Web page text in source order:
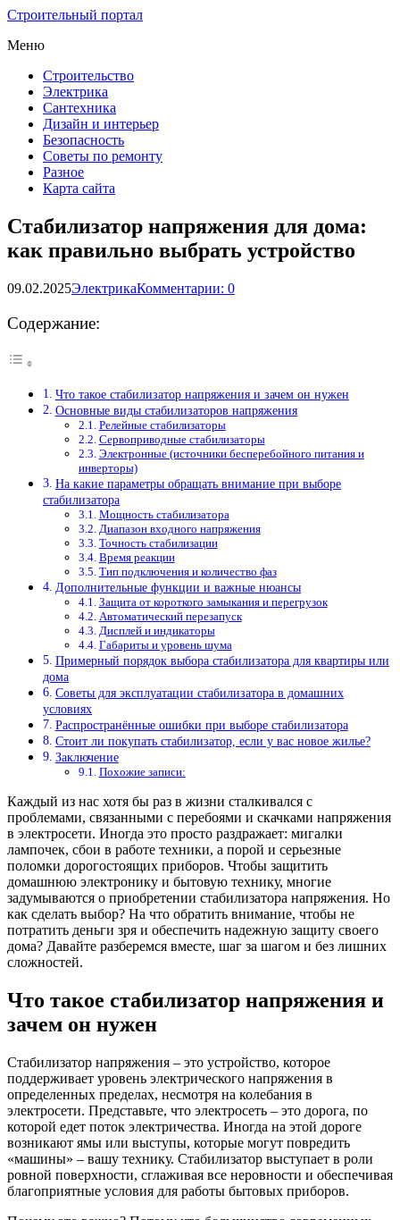
Строительный портал
Меню
Строительство
Электрика
Сантехника
Дизайн и интерьер
Безопасность
Советы по ремонту
Разное
Карта сайта
Стабилизатор напряжения для дома:
как правильно выбрать устройство
09.02.2025ЭлектрикаКомментарии: 0
Содержание:
Что такое стабилизатор напряжения и зачем он нужен
Основные виды стабилизаторов напряжения
Релейные стабилизаторы
Сервоприводные стабилизаторы
Электронные (источники бесперебойного питания и
инверторы)
На какие параметры обращать внимание при выборе
стабилизатора
Мощность стабилизатора
Диапазон входного напряжения
Точность стабилизации
Время реакции
Тип подключения и количество фаз
Дополнительные функции и важные нюансы
Защита от короткого замыкания и перегрузок
Автоматический перезапуск
Дисплей и индикаторы
Габариты и уровень шума
Примерный порядок выбора стабилизатора для квартиры или
дома
Советы для эксплуатации стабилизатора в домашних
условиях
Распространённые ошибки при выборе стабилизатора
Стоит ли покупать стабилизатор, если у вас новое жилье?
Заключение
Похожие записи:
Каждый из нас хотя бы раз в жизни сталкивался с
проблемами, связанными с перебоями и скачками напряжения
в электросети. Иногда это просто раздражает: мигалки
лампочек, сбои в работе техники, а порой и серьезные
поломки дорогостоящих приборов. Чтобы защитить
домашнюю электронику и бытовую технику, многие
задумываются о приобретении стабилизатора напряжения. Но
как сделать выбор? На что обратить внимание, чтобы не
потратить деньги зря и обеспечить надежную защиту своего
дома? Давайте разберемся вместе, шаг за шагом и без лишних
сложностей.
Что такое стабилизатор напряжения и
зачем он нужен
Стабилизатор напряжения – это устройство, которое
поддерживает уровень электрического напряжения в
определенных пределах, несмотря на колебания в
электросети. Представьте, что электросеть – это дорога, по
которой едет поток электричества. Иногда на этой дороге
возникают ямы или выступы, которые могут повредить
«машины» – вашу технику. Стабилизатор выступает в роли
ровной поверхности, сглаживая все неровности и обеспечивая
благоприятные условия для работы бытовых приборов.